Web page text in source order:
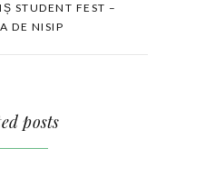
STUDENT FEST –
DE NISIP
posts